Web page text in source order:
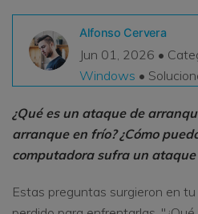
Repairit - Reparar Datos
UBackit - Respaldar Datos
Alfonso Cervera
Jun 01, 2026 •
Windows •
¿Qué es un ataque de
arranque en frío?¿Cómo
computadora sufra un
Estas preguntas surgieron en